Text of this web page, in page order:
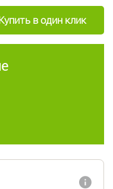
в один клик